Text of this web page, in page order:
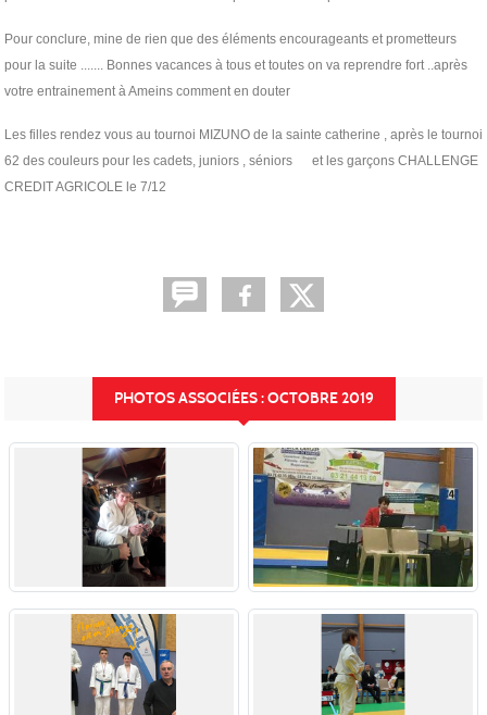
Pour conclure, mine de rien que des éléments encourageants et prometteurs
pour la suite ....... Bonnes vacances à tous et toutes on va reprendre fort ..après
votre entrainement à Ameins comment en douter
Les filles rendez vous au tournoi MIZUNO de la sainte catherine , après le tournoi
62 des couleurs pour les cadets, juniors , séniors et les garçons CHALLENGE
CREDIT AGRICOLE le 7/12
PHOTOS ASSOCIÉES : OCTOBRE 2019